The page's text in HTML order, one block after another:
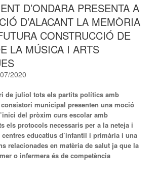
D’ONDARA PRESENTA A
D’ALACANT LA MEMÒRIA
CONSTRUCCIÓ DE
LA MÚSICA I ARTS
2020
de juliol tots els partits polítics amb
municipal presenten una moció
del pròxim curs escolar amb
els protocols necessaris per a la neteja i
educatius d’infantil i primària i una
relacionades en matèria de salut ja que la
o infermera és de competència